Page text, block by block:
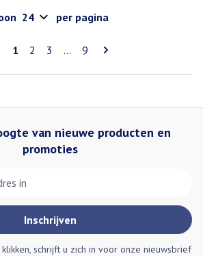
Pagina's
U lees momenteel pagina
1 Pagina
2 Pagina
3 ... Pagina
9
per pagina
van nieuwe producten en
promoties
Inschrijven
schrijft u zich in voor onze nieuwsbrief